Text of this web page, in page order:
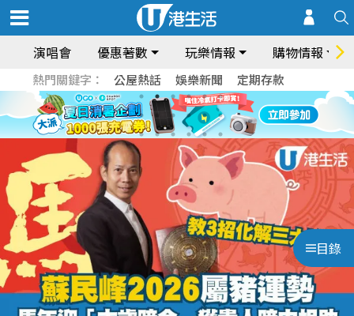
演唱會 優惠著數 玩樂情報 購物情報
熱門關鍵字： 公屋熱話 娛樂新聞 定期存款
目錄